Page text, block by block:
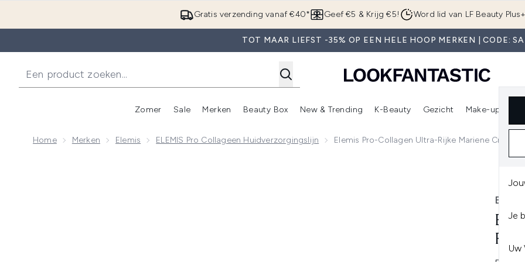
Overslaan naar de hoofdinhoud
Gratis verzending vanaf €40* Geef €5 & Krijg €5! Word lid van LF Beauty Plus+
TOT MAAR LIEFST -35% OP EEN HELE HOOP MERKEN | CODE:
Je
Uw
Zomer
Enter submenu (Zomer)
Sale
Enter submenu (Sale)
Merken
Enter submenu (Merken)
Beauty Box
Enter submenu (Beauty Box)
New & Trending
Enter submenu (New & Trending)
K-Beauty
Enter submenu (K-Beauty)
Gezicht Make-up
Home Merken Elemis ELEMIS Pro Collageen Huidverzorgingslijn Elemis Pro-Collagen Ultra-Rijke Mariene Crème